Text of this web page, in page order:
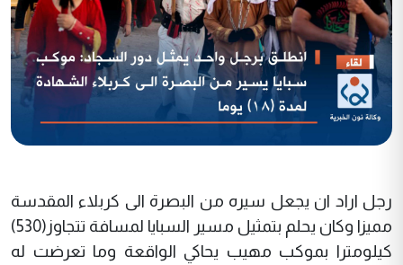
رجل اراد ان يجعل سيره من البصرة الى كربلاء المقدسة
مميزا وكان يحلم بتمثيل مسير السبايا لمسافة تتجاوز(530)
كيلومترا بموكب مهيب يحاكي الواقعة وما تعرضت له